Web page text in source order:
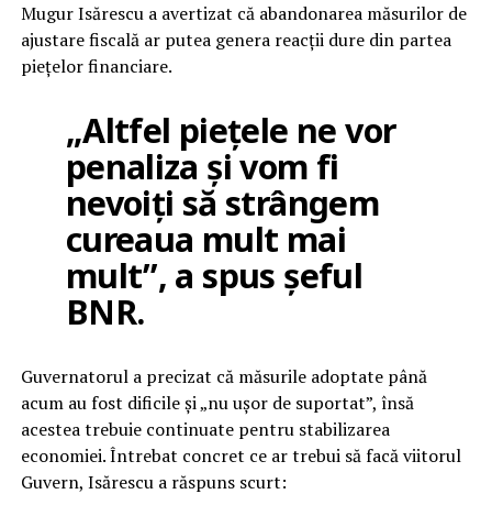
Mugur Isărescu a avertizat că abandonarea măsurilor de
ajustare fiscală ar putea genera reacții dure din partea
piețelor financiare.
„Altfel piețele ne vor
penaliza și vom fi
nevoiți să strângem
cureaua mult mai
mult”, a spus șeful
BNR.
Guvernatorul a precizat că măsurile adoptate până
acum au fost dificile și „nu ușor de suportat”, însă
acestea trebuie continuate pentru stabilizarea
economiei. Întrebat concret ce ar trebui să facă viitorul
Guvern, Isărescu a răspuns scurt: